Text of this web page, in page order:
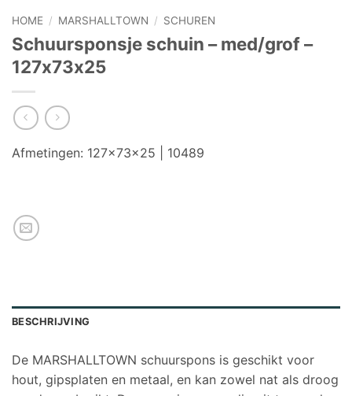
HOME / MARSHALLTOWN / SCHUREN
Schuursponsje schuin – med/grof –
127x73x25
Afmetingen: 127x73x25 | 10489
BESCHRIJVING
De MARSHALLTOWN schuurspons is geschikt voor
hout, gipsplaten en metaal, en kan zowel nat als droog